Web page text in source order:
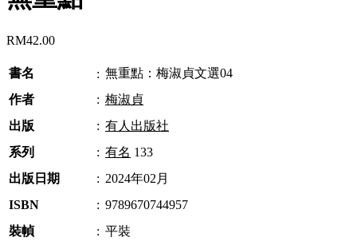
RM42.00
書名 : 無重點：梅淑貞文選04
作者
: 梅淑貞
出版
: 有人出版社
系列
: 有名 133
出版日期
: 2024年02月
ISBN
: 9789670744957
裝幀
: 平裝